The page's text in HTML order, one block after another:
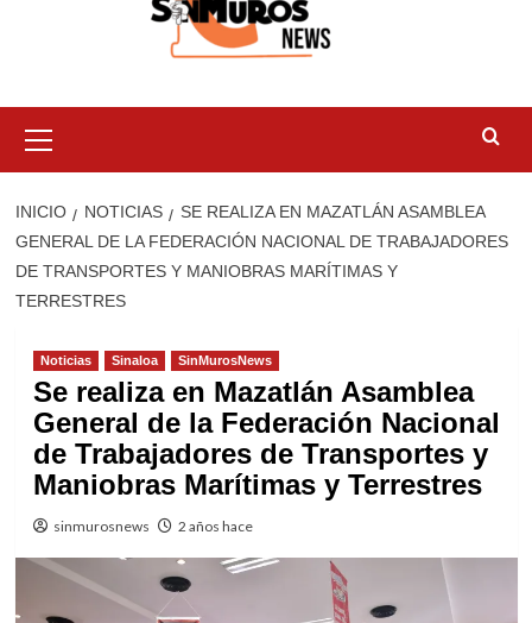
principal
INICIO NOTICIAS
SE REALIZA EN MAZATLÁN ASAMBLEA
GENERAL DE LA FEDERACIÓN NACIONAL DE TRABAJADORES
DE TRANSPORTES Y MANIOBRAS MARÍTIMAS Y
TERRESTRES
Noticias Sinaloa SinMurosNews
Se realiza en Mazatlán Asamblea
General de la Federación Nacional
de Trabajadores de Transportes y
Maniobras Marítimas y Terrestres
sinmurosnews 2 años hace